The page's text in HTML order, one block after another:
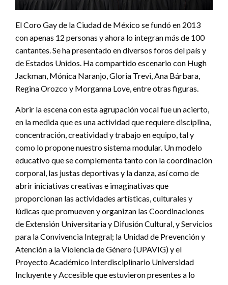
El Coro Gay de la Ciudad de México se fundó en 2013
con apenas 12 personas y ahora lo integran más de 100
cantantes. Se ha presentado en diversos foros del país y
de Estados Unidos. Ha compartido escenario con Hugh
Jackman, Mónica Naranjo, Gloria Trevi, Ana Bárbara,
Regina Orozco y Morganna Love, entre otras figuras.
Abrir la escena con esta agrupación vocal fue un acierto,
en la medida que es una actividad que requiere disciplina,
concentración, creatividad y trabajo en equipo, tal y
como lo propone nuestro sistema modular. Un modelo
educativo que se complementa tanto con la coordinación
corporal, las justas deportivas y la danza, así como de
abrir iniciativas creativas e imaginativas que
proporcionan las actividades artísticas, culturales y
lúdicas que promueven y organizan las Coordinaciones
de Extensión Universitaria y Difusión Cultural, y Servicios
para la Convivencia Integral; la Unidad de Prevención y
Atención a la Violencia de Género (UPAVIG) y el
Proyecto Académico Interdisciplinario Universidad
Incluyente y Accesible que estuvieron presentes a lo